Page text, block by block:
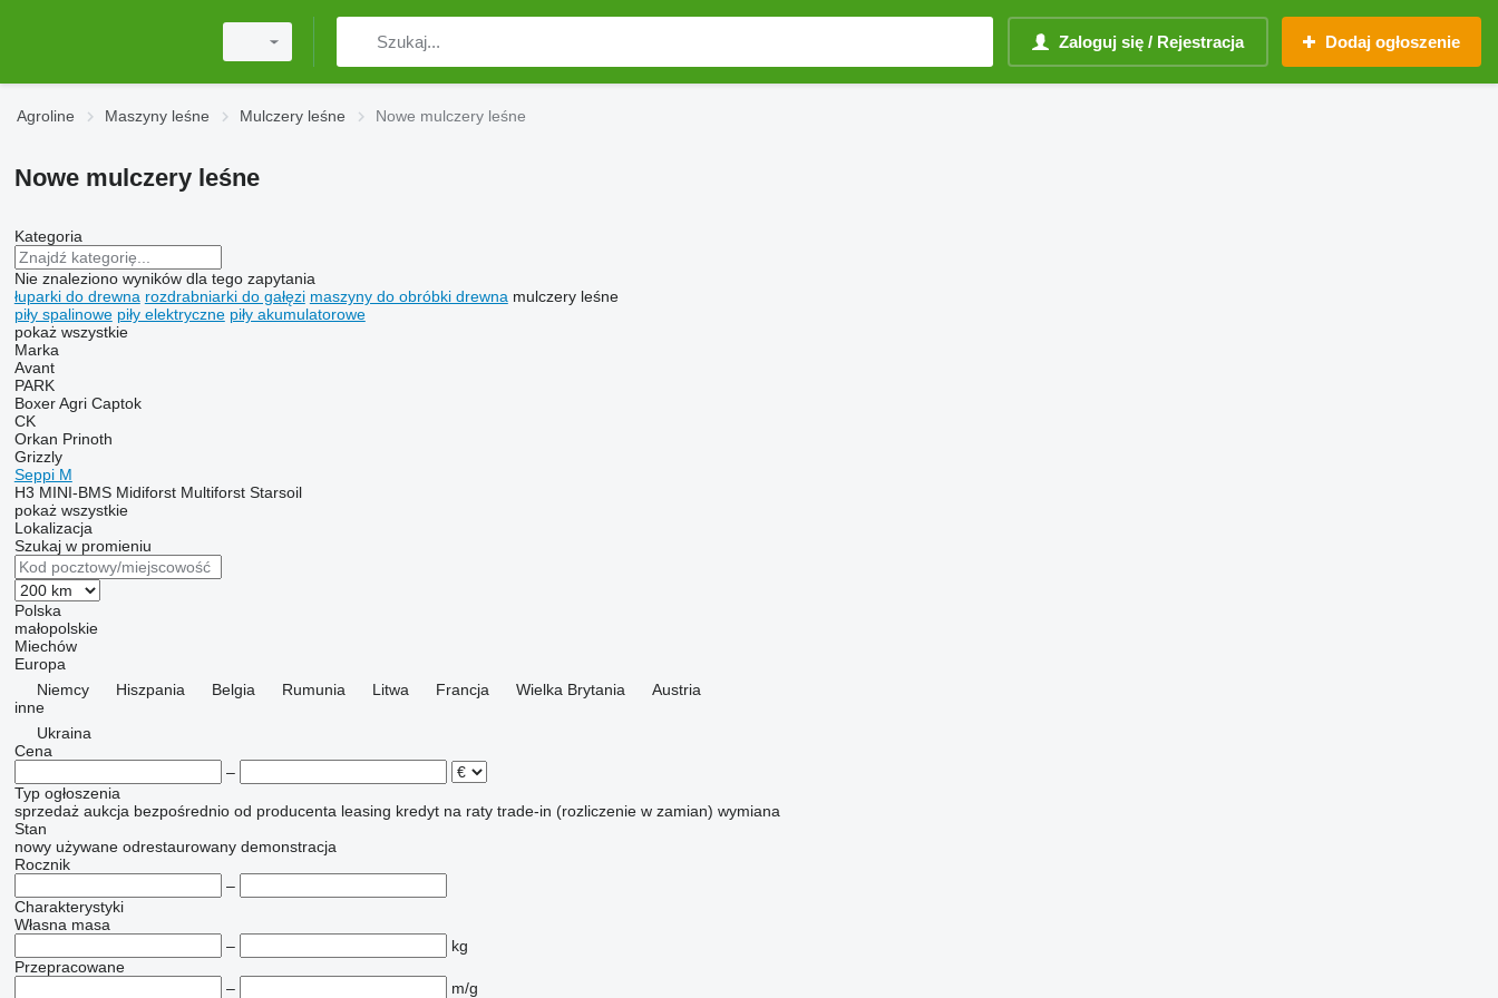
Zaloguj się / Rejestracja Dodaj ogłoszenie
Agroline Maszyny leśne Mulczery leśne Nowe mulczery leśne
Nowe mulczery leśne
Kategoria
Nie znaleziono wyników dla tego zapytania
łuparki do drewna rozdrabniarki do gałęzi maszyny do obróbki drewna mulczery leśne
piły spalinowe piły elektryczne piły akumulatorowe
pokaż wszystkie
Marka
Avant
PARK
Boxer Agri Captok
CK
Orkan Prinoth
Grizzly
Seppi M
H3 MINI-BMS Midiforst Multiforst Starsoil
pokaż wszystkie
Lokalizacja
Szukaj w promieniu
Polska
małopolskie
Miechów
Europa
Niemcy
Hiszpania Belgia Rumunia Litwa Francja Wielka Brytania
Austria
inne
Ukraina
Cena
–
Typ ogłoszenia
sprzedaż aukcja bezpośrednio od producenta leasing kredyt na raty trade-in (rozliczenie w zamian) wymiana
Stan
nowy używane odrestaurowany demonstracja
Rocznik
–
Charakterystyki
Własna masa
–
kg
Przepracowane
–
m/g